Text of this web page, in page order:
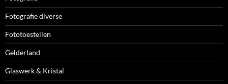
Fotografie diverse
Fototoestellen
Gelderland
Glaswerk & Kristal